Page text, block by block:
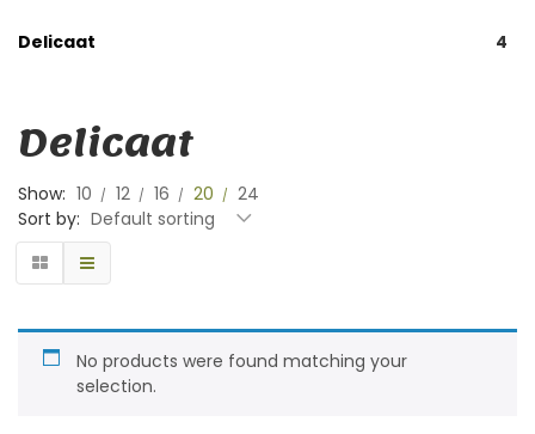
Delicaat 4
Delicaat
Show: 10 12 16 20
24
Sort by: Default sorting
No products were found matching your
selection.